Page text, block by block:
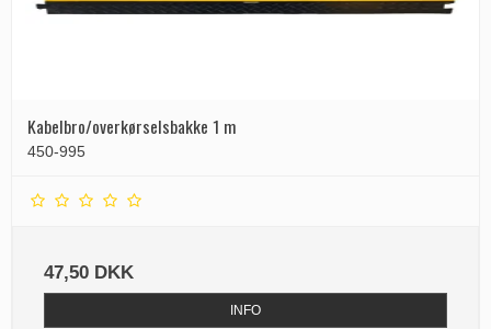
Kabelbro/overkørselsbakke 1 m
450-995
47,50 DKK
INFO